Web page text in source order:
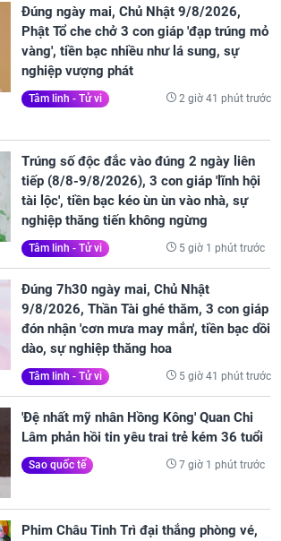
Đúng ngày mai, Chủ Nhật 9/8/2026,
Phật Tổ che chở 3 con giáp 'đạp trúng mỏ
vàng', tiền bạc nhiều như lá sung, sự
nghiệp vượng phát
Tâm linh - Tử vi 2 giờ 41 phút trước
Trúng số độc đắc vào đúng 2 ngày liên
tiếp (8/8-9/8/2026), 3 con giáp 'lĩnh hội
tài lộc', tiền bạc kéo ùn ùn vào nhà, sự
nghiệp thăng tiến không ngừng
Tâm linh - Tử vi 5 giờ 1 phút trước
Đúng 7h30 ngày mai, Chủ Nhật
9/8/2026, Thần Tài ghé thăm, 3 con giáp
đón nhận 'cơn mưa may mắn', tiền bạc dồi
dào, sự nghiệp thăng hoa
Tâm linh - Tử vi 5 giờ 41 phút trước
'Đệ nhất mỹ nhân Hồng Kông' Quan Chi
Lâm phản hồi tin yêu trai trẻ kém 36 tuổi
Sao quốc tế 7 giờ 1 phút trước
Phim Châu Tinh Trì đại thắng phòng vé,